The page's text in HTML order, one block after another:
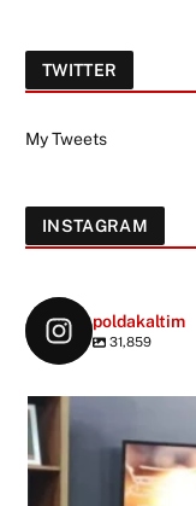
TWITTER
My Tweets
INSTAGRAM
poldakaltim
31,859